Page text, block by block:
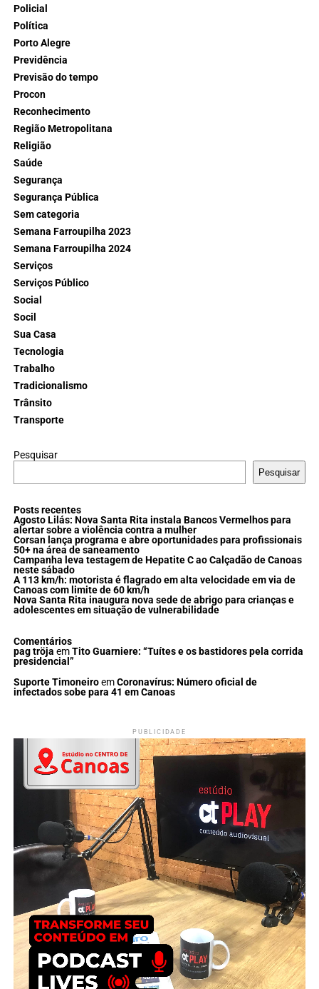
Policial
Política
Porto Alegre
Previdência
Previsão do tempo
Procon
Reconhecimento
Região Metropolitana
Religião
Saúde
Segurança
Segurança Pública
Sem categoria
Semana Farroupilha 2023
Semana Farroupilha 2024
Serviços
Serviços Público
Social
Socil
Sua Casa
Tecnologia
Trabalho
Tradicionalismo
Trânsito
Transporte
Pesquisar
Pesquisar
Posts recentes
Agosto Lilás: Nova Santa Rita instala Bancos Vermelhos para
alertar sobre a violência contra a mulher
Corsan lança programa e abre oportunidades para profissionais
50+ na área de saneamento
Campanha leva testagem de Hepatite C ao Calçadão de Canoas
neste sábado
A 113 km/h: motorista é flagrado em alta velocidade em via de
Canoas com limite de 60 km/h
Nova Santa Rita inaugura nova sede de abrigo para crianças e
adolescentes em situação de vulnerabilidade
Comentários
pag tröja emTito Guarniere: “Tuítes e os bastidores pela corrida
presidencial”
Suporte TimoneiroemCoronavírus: Número oficial de
infectados sobe para 41 em Canoas
PUBLICIDADE